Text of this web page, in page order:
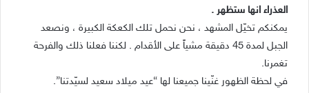
العذراء انها ستظهر .
يمكنكم تخيّل المشهد ، نحن نحمل تلك الكعكة الكبيرة ، ونصعد
الجبل لمدة 45 دقيقة مشياً على الأقدام . لكننا فعلنا ذلك والفرحة
تغمرنا.
في لحظة الظهور غنّينا جميعنا لها “عيد ميلاد سعيد لسيّدتنا”.